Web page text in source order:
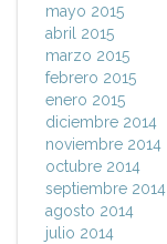
mayo 2015
abril 2015
marzo 2015
febrero 2015
enero 2015
diciembre 2014
noviembre 2014
octubre 2014
septiembre 2014
agosto 2014
julio 2014